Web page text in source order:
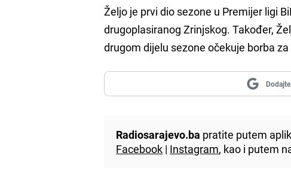
Željo je prvi dio sezone u Premijer ligi
drugoplasiranog Zrinjskog. Također,
drugom dijelu sezone očekuje borba
Radiosarajevo.ba pratite putem
Facebook | Instagram, kao i putem